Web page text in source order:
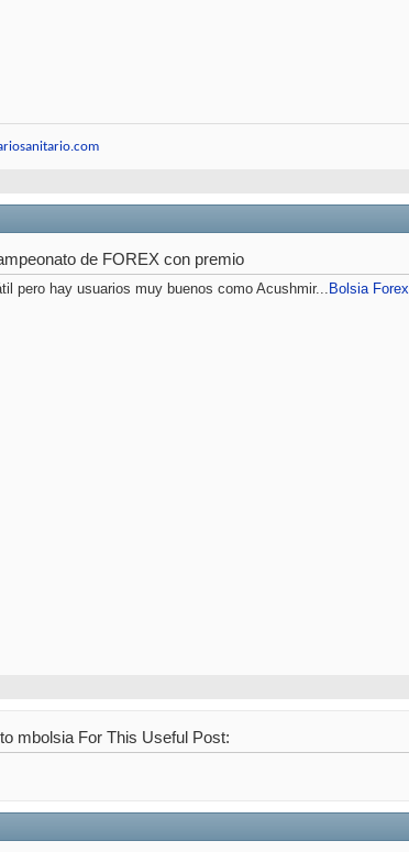
de FOREX con premio
pero hay usuarios muy buenos como Acushmir... Bolsia Forex
mbolsia For This Useful Post: